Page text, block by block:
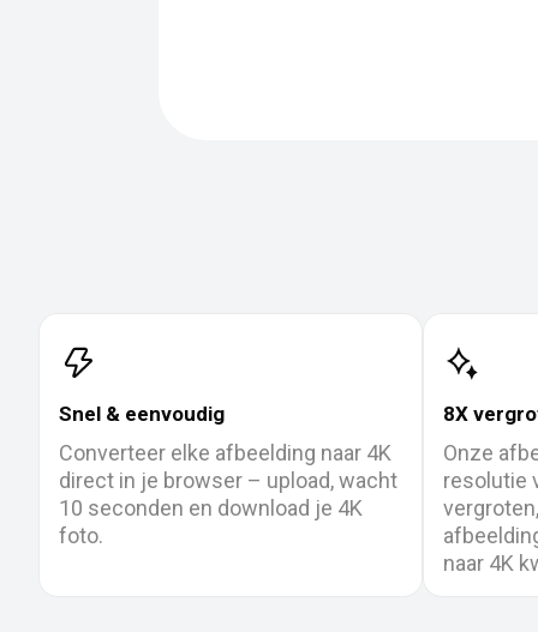
Snel & eenvoudig
Converteer elke afbeelding naar 4K
direct in je browser – upload, wacht
10 seconden en download je 4K
foto.
8X
Onze
resolutie
naar 4K